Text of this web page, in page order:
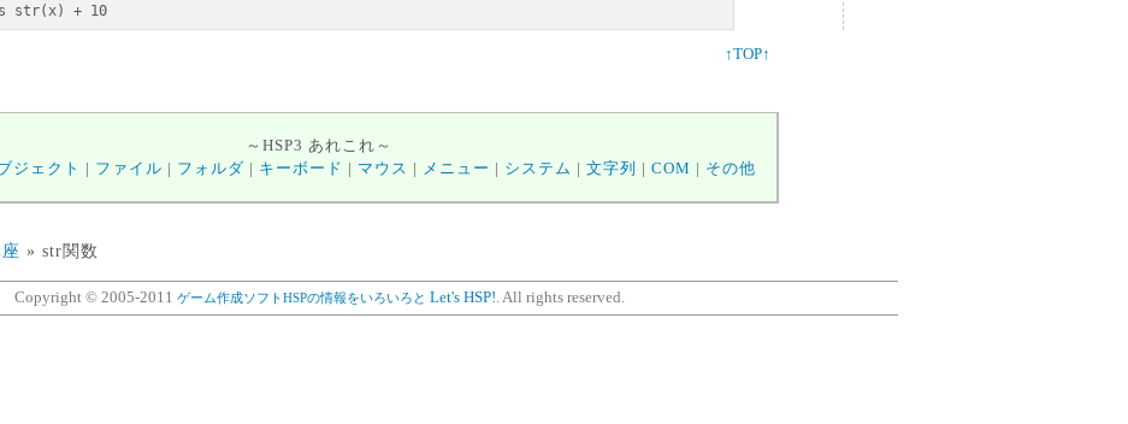
str(x) + 10
↑TOP↑
～HSP3 あれこれ～
ジェクト | ファイル | フォルダ | キーボード | マウス | メニュー | システム | 文字列 | COM | その他
» str関数
Copyright © 2005-2011 ゲーム作成ソフトHSPの情報をいろいろと Let's HSP! . All rights reserved.